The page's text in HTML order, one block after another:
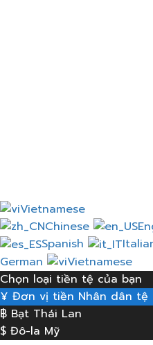
Vietnamese
Chinese
Spanish
German
Vietnamese
Chọn loại tiền tệ của bạn
¥ Đơn vị tiền Nhân dân tệ
฿ Bạt Thái Lan
$ Đô-la Mỹ